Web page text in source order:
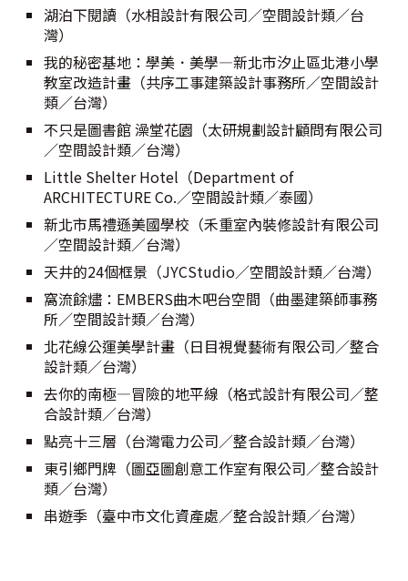
湖泊下閱讀（水相設計有限公司／空間設計類／台
灣）
我的秘密基地：學美．美學—新北市汐止區北港小學
教室改造計畫（共序工事建築設計事務所／空間設計
類／台灣）
不只是圖書館 澡堂花園（太研規劃設計顧問有限公司
／空間設計類／台灣）
Little Shelter Hotel（Department of
ARCHITECTURE Co.／空間設計類／泰國）
新北市馬禮遜美國學校（禾重室內裝修設計有限公司
／空間設計類／台灣）
天井的24個框景（JYCStudio／空間設計類／台灣）
窩流餘燼：EMBERS曲木吧台空間（曲墨建築師事務
所／空間設計類／台灣）
北花線公運美學計畫（日目視覺藝術有限公司／整合
設計類／台灣）
去你的南極—冒險的地平線（格式設計有限公司／整
合設計類／台灣）
點亮十三層（台灣電力公司／整合設計類／台灣）
東引鄉門牌（圖亞圖創意工作室有限公司／整合設計
類／台灣）
串遊季（臺中市文化資產處／整合設計類／台灣）